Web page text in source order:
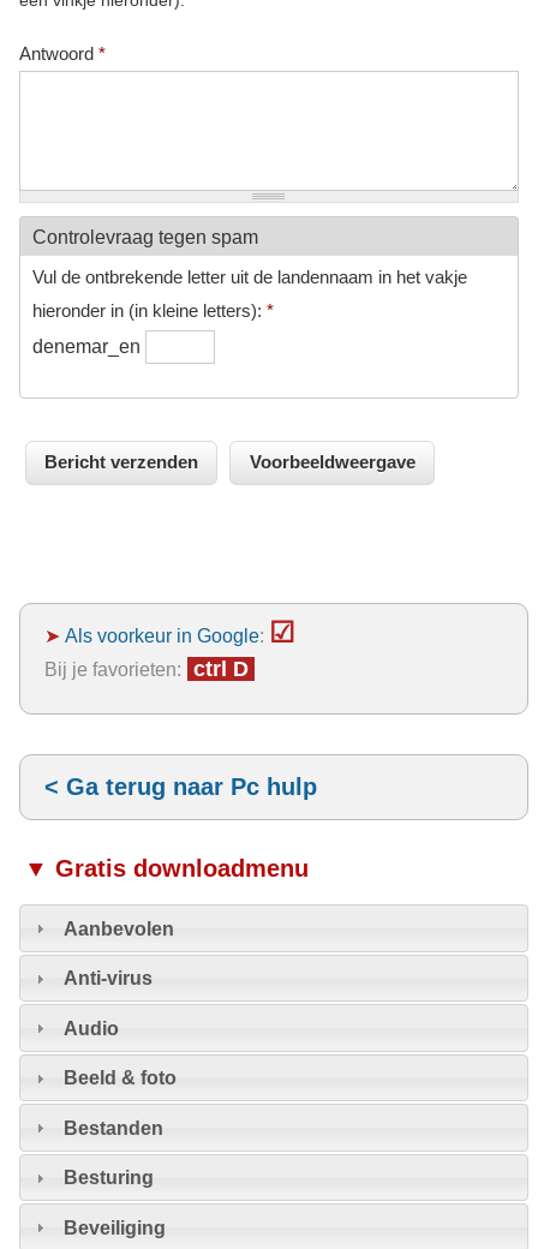
Antwoord *
Controlevraag tegen spam
Vul de ontbrekende letter uit de landennaam in het vakje
hieronder in (in kleine letters): *
denemar_en
➤ Als voorkeur in Google: ☑
Bij je favorieten: ctrl D
< Ga terug naar Pc hulp
▼ Gratis downloadmenu
Aanbevolen
Anti-virus
Audio
Beeld & foto
Bestanden
Besturing
Beveiliging